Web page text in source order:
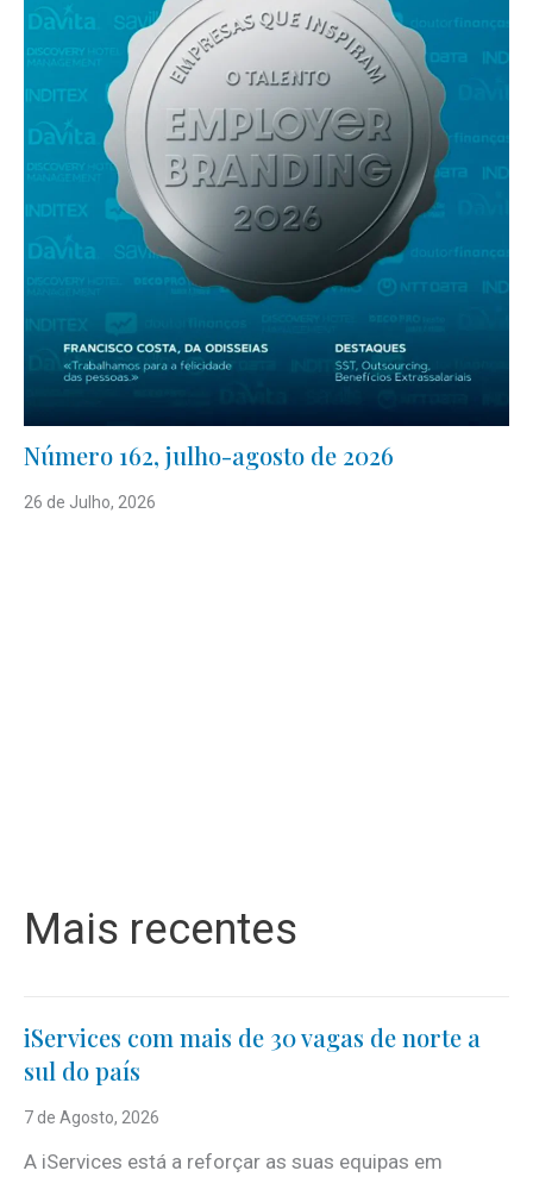
Número 162, julho-agosto de 2026
26 de Julho, 2026
Mais recentes
iServices com mais de 30 vagas de norte a
sul do país
7 de Agosto, 2026
A iServices está a reforçar as suas equipas em